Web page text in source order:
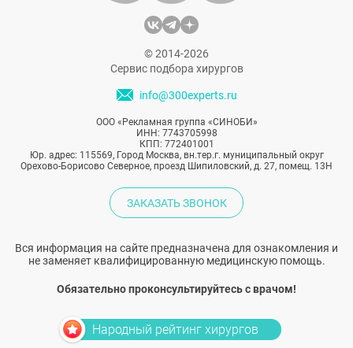
© 2014-2026
Сервис подбора хирургов
info@300experts.ru
ООО «Рекламная группа «СИНОБИ»
ИНН: 7743705998
КПП: 772401001
Юр. адрес: 115569, Город Москва, вн.тер.г. муниципальный округ
Орехово-Борисово Северное, проезд Шипиловский, д. 27, помещ. 13Н
ЗАКАЗАТЬ ЗВОНОК
Вся информация на сайте предназначена для ознакомления и
не заменяет квалифицированную медицинскую помощь.
Обязательно проконсультируйтесь с врачом!
Народный рейтинг хирургов